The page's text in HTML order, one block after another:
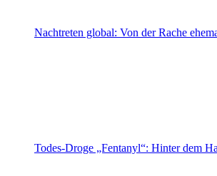
Nachtreten global: Von der Rache
Todes-Droge „Fentanyl“: Hinter dem